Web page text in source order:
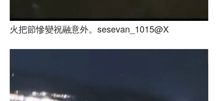
火把節慘變祝融意外。sesevan_1015@X